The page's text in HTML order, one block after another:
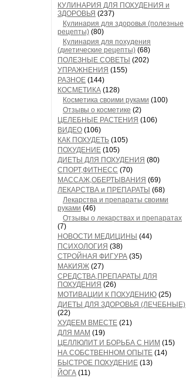
КУЛИНАРИЯ ДЛЯ ПОХУДЕНИЯ и
ЗДОРОВЬЯ (237)
Кулинария для здоровья (полезные
рецепты) (80)
Кулинария для похудения
(диетические рецепты) (68)
ПОЛЕЗНЫЕ СОВЕТЫ (202)
УПРАЖНЕНИЯ (155)
РАЗНОЕ (144)
КОСМЕТИКА (128)
Косметика своими руками (100)
Отзывы о косметике (2)
ЦЕЛЕБНЫЕ РАСТЕНИЯ (106)
ВИДЕО (106)
КАК ПОХУДЕТЬ (105)
ПОХУДЕНИЕ (105)
ДИЕТЫ ДЛЯ ПОХУДЕНИЯ (80)
СПОРТ,ФИТНЕСС (70)
МАССАЖ,ОБЕРТЫВАНИЯ (69)
ЛЕКАРСТВА и ПРЕПАРАТЫ (68)
Лекарства и препараты своими
руками (46)
Отзывы о лекарствах и препаратах
(7)
НОВОСТИ МЕДИЦИНЫ (44)
ПСИХОЛОГИЯ (38)
СТРОЙНАЯ ФИГУРА (35)
МАКИЯЖ (27)
СРЕДСТВА,ПРЕПАРАТЫ ДЛЯ
ПОХУДЕНИЯ (26)
МОТИВАЦИИ К ПОХУДЕНИЮ (25)
ДИЕТЫ ДЛЯ ЗДОРОВЬЯ (ЛЕЧЕБНЫЕ)
(22)
ХУДЕЕМ ВМЕСТЕ (21)
ДЛЯ МАМ (19)
ЦЕЛЛЮЛИТ И БОРЬБА С НИМ (15)
НА СОБСТВЕННОМ ОПЫТЕ (14)
БЫСТРОЕ ПОХУДЕНИЕ (13)
ЙОГА (11)